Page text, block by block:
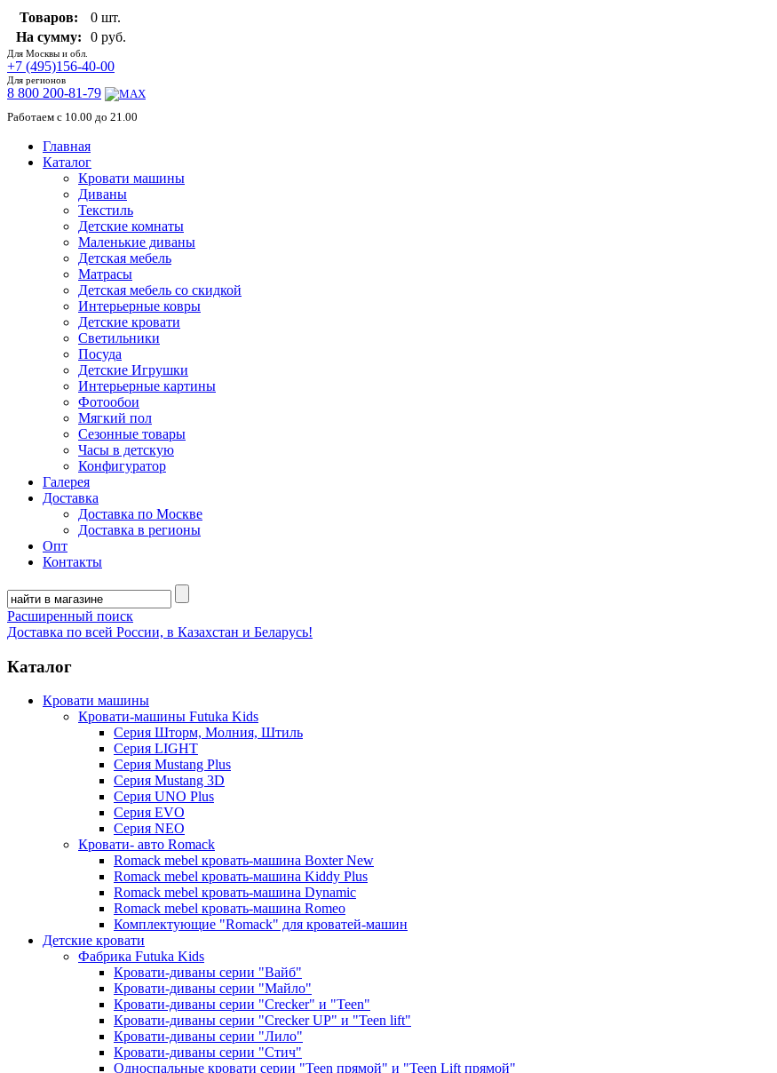
Товаров:
0 шт.
На сумму:
0 руб.
Для Москвы и обл.
+7 (495)156-40-00
Для регионов
8 800 200-81-79
Работаем с 10.00 до 21.00
Главная
Каталог
Кровати машины
Диваны
Текстиль
Детские комнаты
Маленькие диваны
Детская мебель
Матрасы
Детская мебель со скидкой
Интерьерные ковры
Детские кровати
Светильники
Посуда
Детские Игрушки
Интерьерные картины
Фотообои
Мягкий пол
Сезонные товары
Часы в детскую
Конфигуратор
Галерея
Доставка
Доставка по Москве
Доставка в регионы
Опт
Контакты
Расширенный поиск
Доставка по всей России, в Казахстан и Беларусь!
Каталог
Кровати машины
Кровати-машины Futuka Kids
Серия Шторм, Молния, Штиль
Серия LIGHT
Серия Mustang Plus
Серия Mustang 3D
Серия UNO Plus
Серия EVO
Серия NEO
Кровати- авто Romack
Romack mebel кровать-машина Boxter New
Romack mebel кровать-машина Kiddy Plus
Romack mebel кровать-машина Dynamic
Romack mebel кровать-машина Romeo
Комплектующие "Romack" для кроватей-машин
Детские кровати
Фабрика Futuka Kids
Кровати-диваны серии "Вайб"
Кровати-диваны серии "Майло"
Кровати-диваны серии "Creсker" и "Teen"
Кровати-диваны серии "Creсker UP" и "Teen lift"
Кровати-диваны серии "Лило"
Кровати-диваны серии "Стич"
Односпальные кровати серии "Teen прямой" и "Teen Lift прямой"